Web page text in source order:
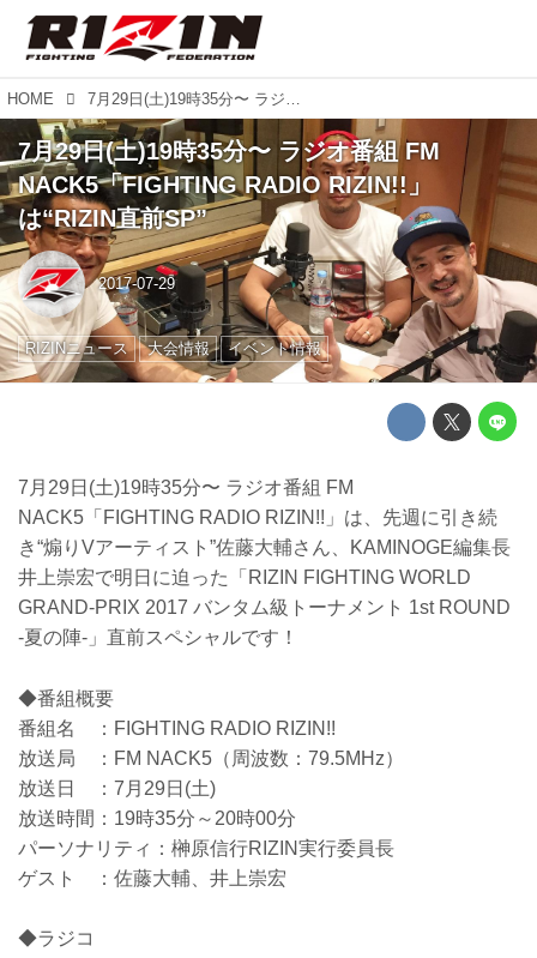
HOME 7月29日(土)19時35分〜 ラジオ番組 FM NACK5「FIGHTING RADIO RIZIN!!」は“RIZIN直前SP”
7月29日(土)19時35分〜 ラジオ番組 FM
NACK5「FIGHTING RADIO RIZIN!!」
は“RIZIN直前SP”
2017-07-29
RIZINニュース 大会情報 イベント情報
7月29日(土)19時35分〜 ラジオ番組 FM
NACK5「FIGHTING RADIO RIZIN!!」は、先週に引き続
き“煽りVアーティスト”佐藤大輔さん、KAMINOGE編集長
井上崇宏で明日に迫った「RIZIN FIGHTING WORLD
GRAND-PRIX 2017 バンタム級トーナメント 1st ROUND
-夏の陣-」直前スペシャルです！
◆番組概要
番組名 ：FIGHTING RADIO RIZIN!!
放送局 ：FM NACK5（周波数：79.5MHz）
放送日 ：7月29日(土)
放送時間：19時35分～20時00分
パーソナリティ：榊原信行RIZIN実行委員長
ゲスト ：佐藤大輔、井上崇宏
◆ラジコ